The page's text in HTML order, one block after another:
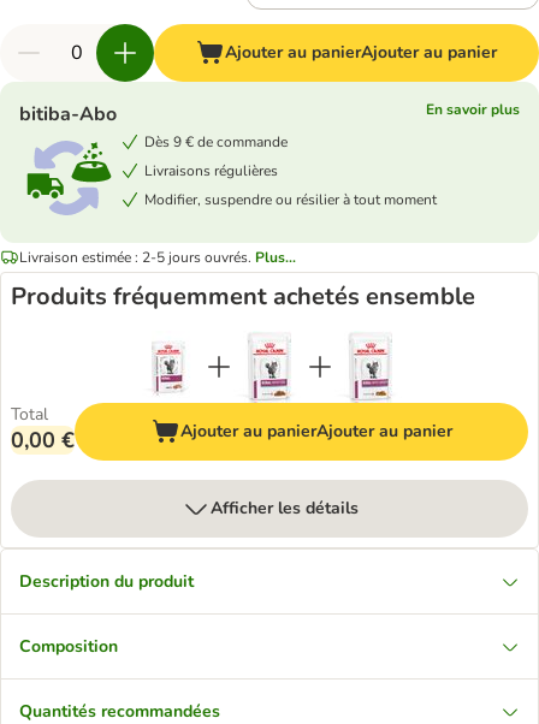
Ajouter au panierAjouter au panier
bitiba-Abo
En savoir plus
Dès 9 € de commande
Livraisons régulières
Modifier, suspendre ou résilier à tout moment
Livraison estimée : 2-5 jours ouvrés. Plus...
Produits fréquemment achetés ensemble
Total
0,00 € Ajouter au panierAjouter au panier
Afficher les détails
Description du produit
Composition
Quantités recommandées